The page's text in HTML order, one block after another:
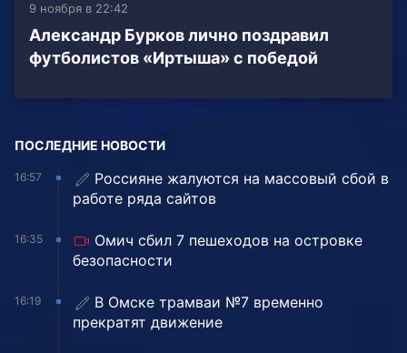
9 ноября в 22:42
Александр Бурков лично поздравил
футболистов «Иртыша» с победой
ПОСЛЕДНИЕ НОВОСТИ
16:57
Россияне жалуются на массовый сбой в
работе ряда сайтов
16:35
Омич сбил 7 пешеходов на островке
безопасности
16:19
В Омске трамваи №7 временно
прекратят движение